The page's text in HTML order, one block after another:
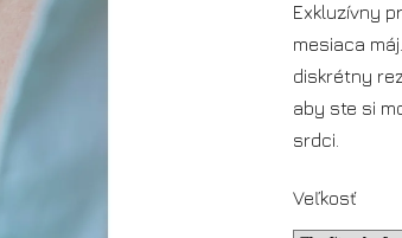
je
0,0
z
5
hviezdičiek.
Exkluzívny
mesiaca
diskrétny
aby ste si
srdci.
Veľkosť